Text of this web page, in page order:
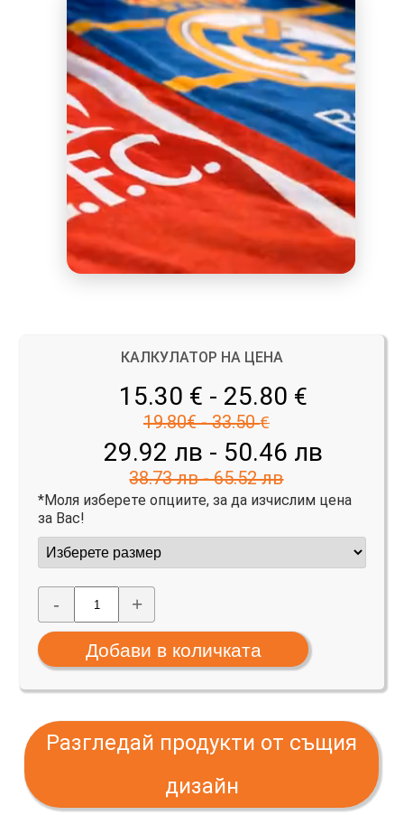
КАЛКУЛАТОР НА ЦЕНА
15.30 € - 25.80 €
19.80€ - 33.50 €
29.92 лв - 50.46 лв
38.73 лв - 65.52 лв
*Моля изберете опциите, за да изчислим цена
за Вас!
- +
Разгледай продукти от същия
дизайн